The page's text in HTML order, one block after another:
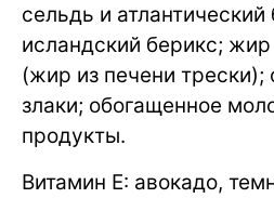
сельдь и
исландский берикс;
(жир из печени
злаки; обогащенное
продукты.
Витамин E: авокадо,